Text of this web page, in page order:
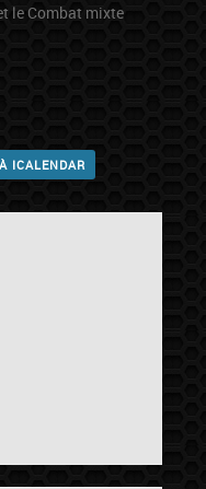
le Combat mixte
ICALENDAR